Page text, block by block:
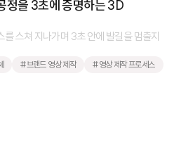
정을 3초에 증명하는 3D
스쳐 지나가며 3초 안에 발길을 멈출지
#브랜드 영상 제작 #영상 제작 프로세스